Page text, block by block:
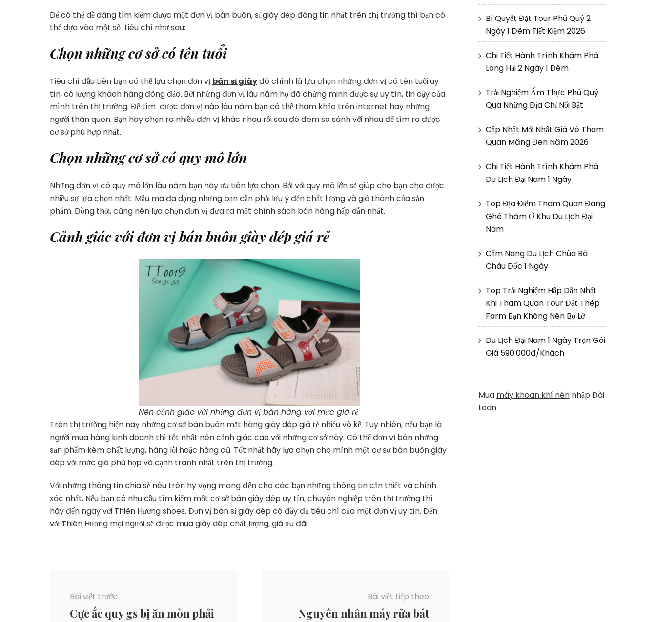
Để có thể dễ dàng tìm kiếm được một đơn vị bán buôn, sỉ giày dép đáng tin nhất trên thị trường thì bạn có
thể dựa vào một số tiêu chí như sau:
Chọn những cơ sở có tên tuổi
Tiêu chí đầu tiên bạn có thể lựa chọn đơn vị bán sỉ giàyđó chính là lựa chọn những đơn vị có tên tuổi uy
tín, có lượng khách hàng đông đảo. Bởi những đơn vị lâu năm họ đã chứng minh được sự uy tín, tin cậy của
mình trên thị trường. Để tìm được đơn vị nào lâu năm bạn có thể tham khảo trên internet hay những
người thân quen. Bạn hãy chọn ra nhiều đơn vị khác nhau rồi sau đó đem so sánh với nhau để tìm ra được
cơ sở phù hợp nhất.
Chọn những cơ sở có quy mô lớn
Những đơn vị có quy mô lớn lâu năm bạn hãy ưu tiên lựa chọn. Bởi với quy mô lớn sẽ giúp cho bạn cho được
nhiều sự lựa chọn nhất. Mẫu mã đa dạng nhưng bạn cần phải lưu ý đến chất lượng và giá thành của sản
phẩm. Đồng thời, cũng nên lựa chọn đơn vị đưa ra một chính sách bán hàng hấp dẫn nhất.
Cảnh giác với đơn vị bán buôn giày dép giá rẻ
Nên cảnh giác với những đơn vị bán hàng với mức giá rẻ
Trên thị trường hiện nay những cơ sở bán buôn mặt hàng giày dép giá rẻ nhiều vô kể. Tuy nhiên, nếu bạn là
người mua hàng kinh doanh thì tốt nhất nên cảnh giác cao với những cơ sở này. Có thể đơn vị bán những
sản phẩm kém chất lượng, hàng lỗi hoặc hàng cũ. Tốt nhất hãy lựa chọn cho mình một cơ sở bán buôn giày
dép với mức giá phù hợp và cạnh tranh nhất trên thị trường.
Với những thông tin chia sẻ nêu trên hy vọng mang đến cho các bạn những thông tin cần thiết và chính
xác nhất. Nếu bạn có nhu cầu tìm kiếm một cơ sở bán giày dép uy tín, chuyên nghiệp trên thị trường thì
hãy đến ngay với Thiên Hương shoes. Đơn vị bán sỉ giày dép có đầy đủ tiêu chí của một đơn vị uy tín. Đến
với Thiên Hương mọi người sẽ được mua giày dép chất lượng, giá ưu đãi.
Bài viết trước
Cực ắc quy gs bị ăn mòn phải
Bài viết tiếp theo
Nguyên nhân máy rửa bát
Bí Quyết Đặt Tour Phú Quý 2
Ngày 1 Đêm Tiết Kiệm 2026
Chi Tiết Hành Trình Khám Phá
Long Hải 2 Ngày 1 Đêm
Trải Nghiệm Ẩm Thực Phú Quý
Qua Những Địa Chỉ Nổi Bật
Cập Nhật Mới Nhất Giá Vé Tham
Quan Măng Đen Năm 2026
Chi Tiết Hành Trình Khám Phá
Du Lịch Đại Nam 1 Ngày
Top Địa Điểm Tham Quan Đáng
Ghé Thăm Ở Khu Du Lịch Đại
Nam
Cẩm Nang Du Lịch Chùa Bà
Châu Đốc 1 Ngày
Top Trải Nghiệm Hấp Dẫn Nhất
Khi Tham Quan Tour Đất Thép
Farm Bạn Không Nên Bỏ Lỡ
Du Lịch Đại Nam 1 Ngày Trọn Gói
Giá 590.000đ/Khách
Mua máy khoan khí nénnhập Đài
Loan